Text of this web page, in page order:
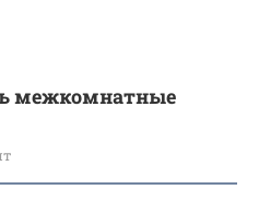
межкомнатные